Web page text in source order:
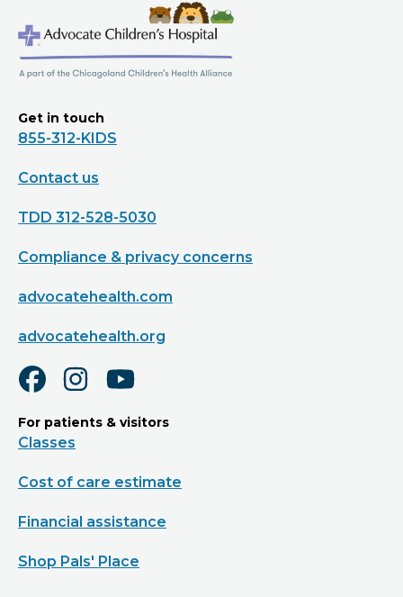
Get in touch
855-312-KIDS
Contact us
TDD 312-528-5030
Compliance & privacy concerns
advocatehealth.com
advocatehealth.org
For patients & visitors
Classes
Cost of care estimate
Financial assistance
Shop Pals' Place